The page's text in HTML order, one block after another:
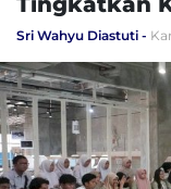
Sri Wahyu Diastuti